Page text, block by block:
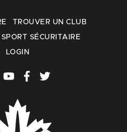
TROUVER UN CLUB
SPORT SÉCURITAIRE
LOGIN